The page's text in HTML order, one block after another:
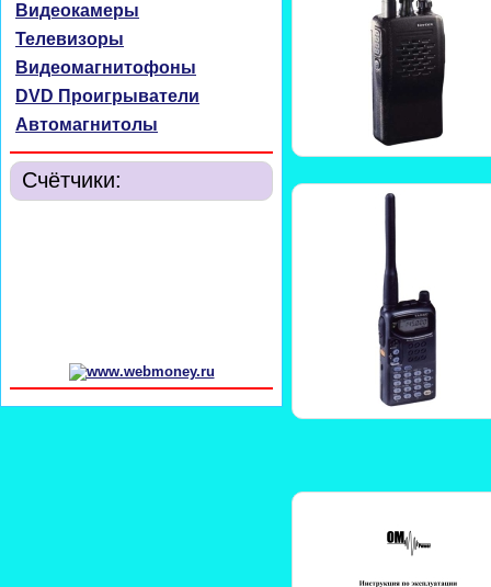
Видеокамеры
Телевизоры
Видеомагнитофоны
DVD Проигрыватели
Автомагнитолы
Счётчики: